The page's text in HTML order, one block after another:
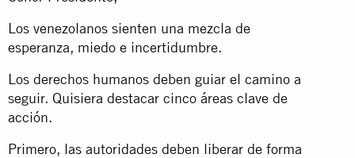
Los venezolanos sienten una mezcla de
esperanza, miedo e incertidumbre.
Los derechos humanos deben guiar el camino a
seguir. Quisiera destacar cinco áreas clave de
acción.
Primero, las autoridades deben liberar de forma